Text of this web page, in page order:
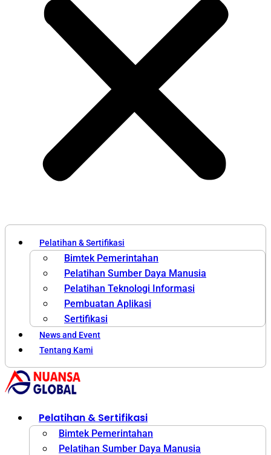
Pelatihan & Sertifikasi
Bimtek Pemerintahan
Pelatihan Sumber Daya Manusia
Pelatihan Teknologi Informasi
Pembuatan Aplikasi
Sertifikasi
News and Event
Tentang Kami
Pelatihan & Sertifikasi
Bimtek Pemerintahan
Pelatihan Sumber Daya Manusia